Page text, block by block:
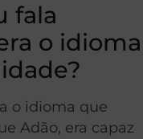
fala
o idioma
o idioma que
Adão, era capaz